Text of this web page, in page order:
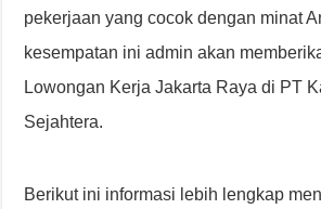
pekerjaan yang cocok dengan minat
kesempatan ini admin akan
Lowongan Kerja Jakarta Raya di PT
Sejahtera.
Berikut ini informasi lebih lengkap